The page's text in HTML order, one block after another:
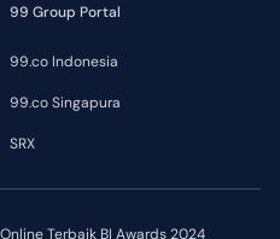
Terbaik BI Awards 2024
99 Group Portal
99.co Indonesia
99.co Singapura
SRX